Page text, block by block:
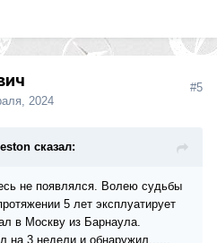
2024
#5
сказал:
не появлялся. Волею судьбы
5 лет эксплуатирует
в Москву из Барнаула.
на 3 недели и обнаружил......